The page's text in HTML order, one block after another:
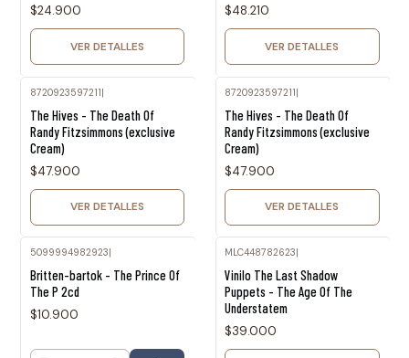
$24.900
VER DETALLES
$48.210
VER DETALLES
8720923597211|
The Hives - The Death Of
Randy Fitzsimmons (exclusive
Cream)
$47.900
VER DETALLES
8720923597211|
The Hives - The Death Of
Randy Fitzsimmons (exclusive
Cream)
$47.900
VER DETALLES
5099994982923
Britten-bartok - The Prince Of
The P 2cd
$10.900
MLC448782623
Vinilo The Last Shadow
Puppets - The Age Of The
Understatem
$39.000